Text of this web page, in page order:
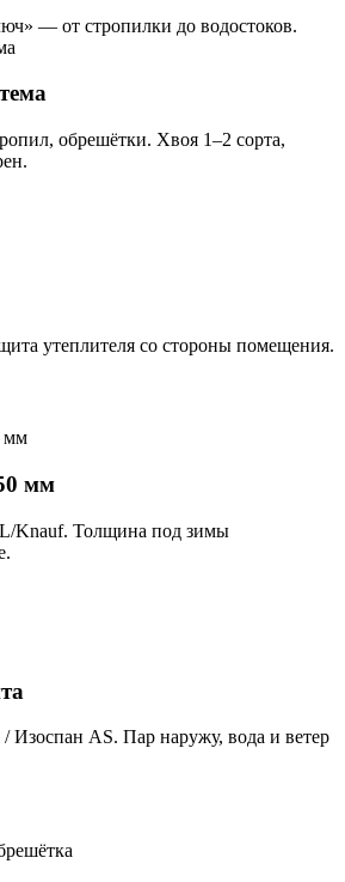
— от стропилки до водостоков.
обрешётки. Хвоя 1–2 сорта,
утеплителя со стороны помещения.
мм
Knauf. Толщина под зимы
Изоспан AS. Пар наружу, вода и ветер